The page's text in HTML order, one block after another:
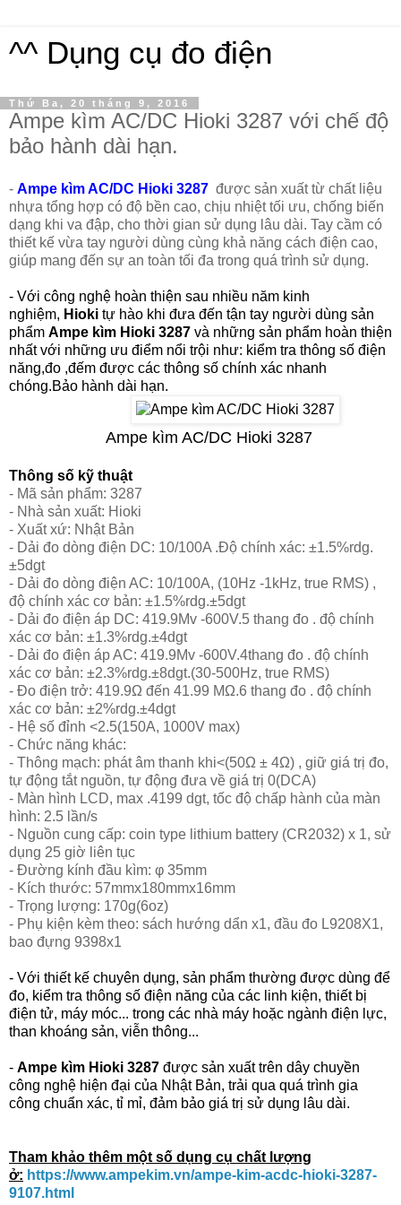
^^ Dụng cụ đo điện
Thứ Ba, 20 tháng 9, 2016
Ampe kìm AC/DC Hioki 3287 với chế độ
bảo hành dài hạn.
- Ampe kìm AC/DC Hioki 3287 được sản xuất từ chất liệu
nhựa tổng hợp có độ bền cao, chịu nhiệt tối ưu, chống biến
dạng khi va đập, cho thời gian sử dụng lâu dài. Tay cầm có
thiết kế vừa tay người dùng cùng khả năng cách điện cao,
giúp mang đến sự an toàn tối đa trong quá trình sử dụng.
- Với công nghệ hoàn thiện sau nhiều năm kinh
nghiệm, Hioki tự hào khi đưa đến tận tay người dùng sản
phẩm Ampe kìm Hioki 3287 và những sản phẩm hoàn thiện
nhất với những ưu điểm nổi trội như: kiểm tra thông số điện
năng,đo ,đếm được các thông số chính xác nhanh
chóng.Bảo hành dài hạn.
Ampe kìm AC/DC Hioki 3287
Thông số kỹ thuật
- Mã sản phẩm: 3287
- Nhà sản xuất: Hioki
- Xuất xứ: Nhật Bản
- Dải đo dòng điện DC: 10/100A .Độ chính xác: ±1.5%rdg.
±5dgt
- Dải đo dòng điện AC: 10/100A, (10Hz -1kHz, true RMS) ,
độ chính xác cơ bản: ±1.5%rdg.±5dgt
- Dải đo điện áp DC: 419.9Mv -600V.5 thang đo . độ chính
xác cơ bản: ±1.3%rdg.±4dgt
- Dải đo điện áp AC: 419.9Mv -600V.4thang đo . độ chính
xác cơ bản: ±2.3%rdg.±8dgt.(30-500Hz, true RMS)
- Đo điện trở: 419.9Ω đến 41.99 MΩ.6 thang đo . độ chính
xác cơ bản: ±2%rdg.±4dgt
- Hệ số đỉnh <2.5(150A, 1000V max)
- Chức năng khác:
- Thông mạch: phát âm thanh khi<(50Ω ± 4Ω) , giữ giá trị đo,
tự động tắt nguồn, tự động đưa về giá trị 0(DCA)
- Màn hình LCD, max .4199 dgt, tốc độ chấp hành của màn
hình: 2.5 lần/s
- Nguồn cung cấp: coin type lithium battery (CR2032) x 1, sử
dụng 25 giờ liên tục
- Đường kính đầu kìm: φ 35mm
- Kích thước: 57mmx180mmx16mm
- Trọng lượng: 170g(6oz)
- Phụ kiện kèm theo: sách hướng dẩn x1, đầu đo L9208X1,
bao đựng 9398x1
- Với thiết kế chuyên dụng, sản phẩm thường được dùng để
đo, kiểm tra thông số điện năng của các linh kiện, thiết bị
điện tử, máy móc... trong các nhà máy hoặc ngành điện lực,
than khoáng sản, viễn thông...
- Ampe kìm Hioki 3287 được sản xuất trên dây chuyền
công nghệ hiện đại của Nhật Bản, trải qua quá trình gia
công chuẩn xác, tỉ mỉ, đảm bảo giá trị sử dụng lâu dài.
Tham khảo thêm một số dụng cụ chất lượng
ở: https://www.ampekim.vn/ampe-kim-acdc-hioki-3287-
9107.html